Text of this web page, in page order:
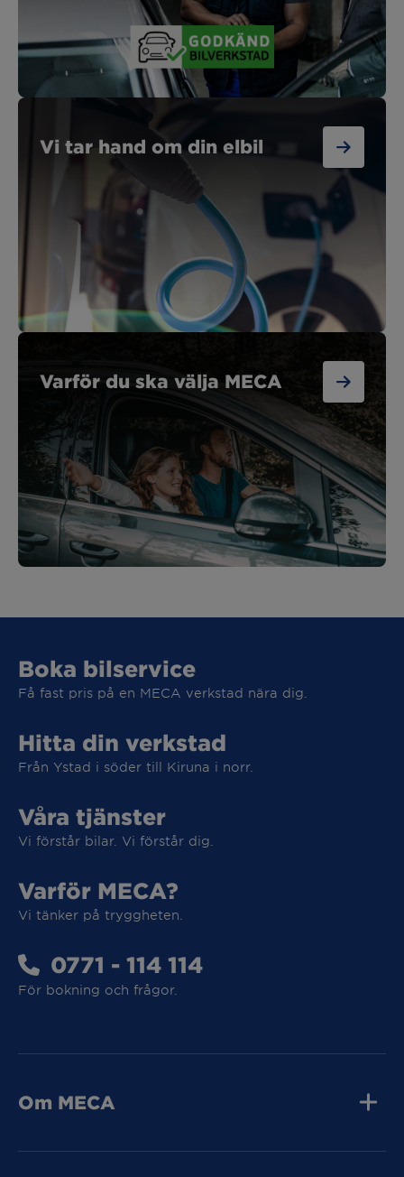
Vi tar hand om din elbil
Vi tar hand om din elbil
MECA Fleet
Tunga Fordon
Vi tar hand om din elbil
Varför du ska välja MECA
Boka bilservice
Få fast pris på en MECA verkstad nära dig.
Hitta din verkstad
Från Ystad i söder till Kiruna i norr.
Våra tjänster
Vi förstår bilar. Vi förstår dig.
Varför MECA?
Vi tänker på tryggheten.
0771 - 114 114
För bokning och frågor.
Om MECA